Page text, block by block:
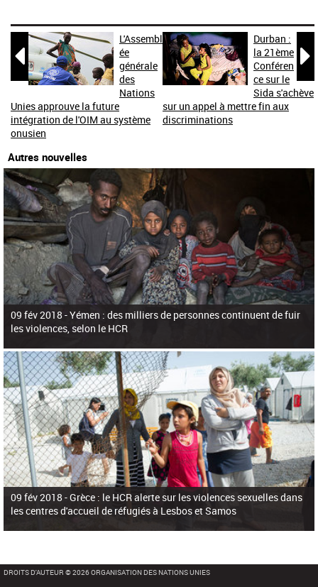

L'Assembl
ée
générale
des
Nations
Unies approuve la future
intégration de l'OIM au système
onusien

Durban :
la 21ème
Conféren
ce sur le
Sida s'achève
sur un appel à mettre fin aux
discriminations
Autres nouvelles
09 fév 2018 -Yémen : des milliers de personnes continuent de fuir
les violences, selon le HCR
09 fév 2018 -Grèce : le HCR alerte sur les violences sexuelles dans
les centres d'accueil de réfugiés à Lesbos et Samos
DROITS D'AUTEUR © 2026 ORGANISATION DES NATIONS UNIES